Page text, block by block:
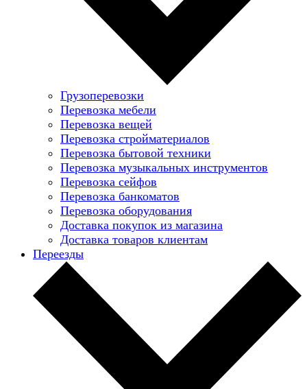
Грузоперевозки
Перевозка мебели
Перевозка вещей
Перевозка стройматериалов
Перевозка бытовой техники
Перевозка музыкальных инструментов
Перевозка сейфов
Перевозка банкоматов
Перевозка оборудования
Доставка покупок из магазина
Доставка товаров клиентам
Переезды